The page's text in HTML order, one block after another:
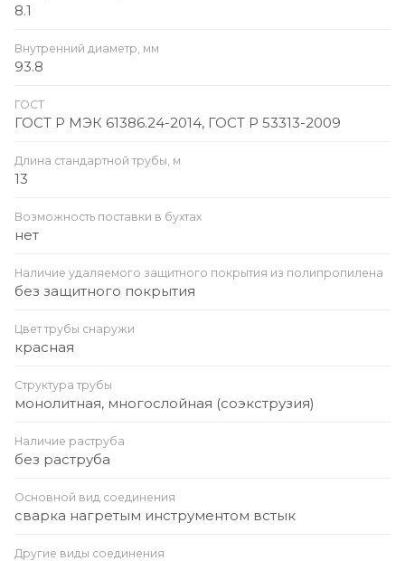
8.1
Внутренний диаметр, мм
93.8
ГОСТ
ГОСТ Р МЭК 61386.24-2014, ГОСТ Р 53313-2009
Длина стандартной трубы, м
13
Возможность поставки в бухтах
нет
Наличие удаляемого защитного покрытия из полипропилена
без защитного покрытия
Цвет трубы снаружи
красная
Структура трубы
монолитная, многослойная (соэкструзия)
Наличие раструба
без раструба
Основной вид соединения
сварка нагретым инструментом встык
Другие виды соединения